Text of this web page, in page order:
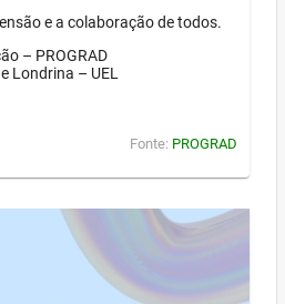
e a colaboração de todos.
– PROGRAD
Londrina – UEL
Fonte: PROGRAD